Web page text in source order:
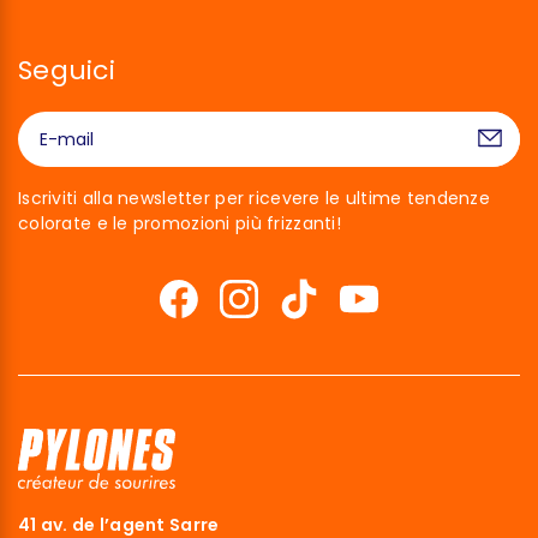
Seguici
Iscriviti alla newsletter per ricevere le ultime tendenze
colorate e le promozioni più frizzanti!
41 av. de l’agent Sarre